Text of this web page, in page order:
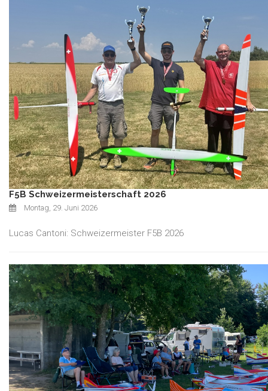
F5B Schweizermeisterschaft 2026
Montag, 29. Juni 2026
Lucas Cantoni: Schweizermeister F5B 2026